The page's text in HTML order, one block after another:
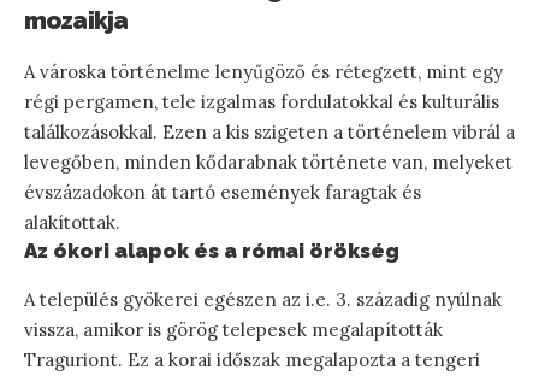
mozaikja
A városka történelme lenyűgöző és rétegzett, mint egy
régi pergamen, tele izgalmas fordulatokkal és kulturális
találkozásokkal. Ezen a kis szigeten a történelem vibrál a
levegőben, minden kődarabnak története van, melyeket
évszázadokon át tartó események faragtak és
alakítottak.
Az ókori alapok és a római örökség
A település gyökerei egészen az i.e. 3. századig nyúlnak
vissza, amikor is görög telepesek megalapították
Traguriont. Ez a korai időszak megalapozta a tengeri